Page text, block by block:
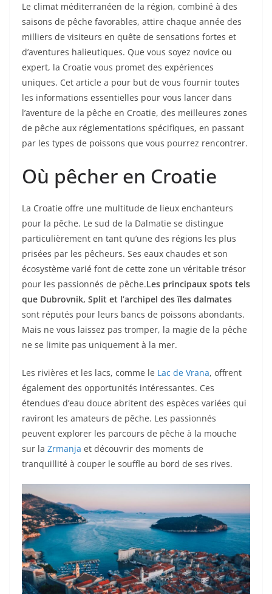
Le climat méditerranéen de la région, combiné à des
saisons de pêche favorables, attire chaque année des
milliers de visiteurs en quête de sensations fortes et
d’aventures halieutiques. Que vous soyez novice ou
expert, la Croatie vous promet des expériences
uniques. Cet article a pour but de vous fournir toutes
les informations essentielles pour vous lancer dans
l’aventure de la pêche en Croatie, des meilleures zones
de pêche aux réglementations spécifiques, en passant
par les types de poissons que vous pourrez rencontrer.
Où pêcher en Croatie
La Croatie offre une multitude de lieux enchanteurs
pour la pêche. Le sud de la Dalmatie se distingue
particulièrement en tant qu’une des régions les plus
prisées par les pêcheurs. Ses eaux chaudes et son
écosystème varié font de cette zone un véritable trésor
pour les passionnés de pêche.Les principaux spots tels
que Dubrovnik, Split et l’archipel des îles dalmates
sont réputés pour leurs bancs de poissons abondants.
Mais ne vous laissez pas tromper, la magie de la pêche
ne se limite pas uniquement à la mer.
Les rivières et les lacs, comme le Lac de Vrana, offrent
également des opportunités intéressantes. Ces
étendues d’eau douce abritent des espèces variées qui
raviront les amateurs de pêche. Les passionnés
peuvent explorer les parcours de pêche à la mouche
sur la Zrmanja et découvrir des moments de
tranquillité à couper le souffle au bord de ses rives.